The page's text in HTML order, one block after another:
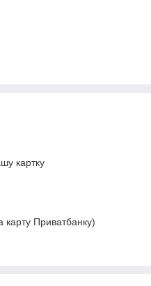
картку
карту Приватбанку)